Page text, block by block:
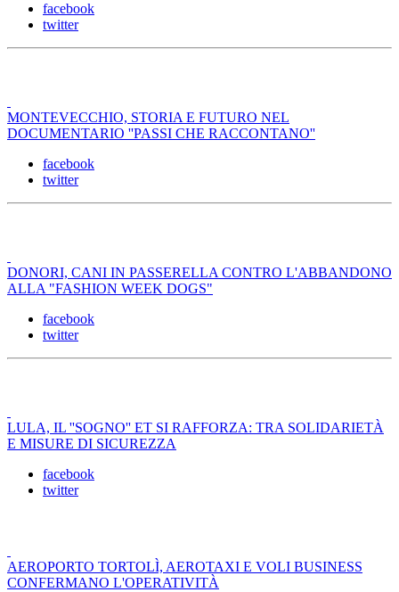
facebook
twitter
MONTEVECCHIO, STORIA E FUTURO NEL
DOCUMENTARIO ''PASSI CHE RACCONTANO''
facebook
twitter
DONORI, CANI IN PASSERELLA CONTRO L'ABBANDONO
ALLA "FASHION WEEK DOGS"
facebook
twitter
LULA, IL ''SOGNO'' ET SI RAFFORZA: TRA SOLIDARIETÀ
E MISURE DI SICUREZZA
facebook
twitter
AEROPORTO TORTOLÌ, AEROTAXI E VOLI BUSINESS
CONFERMANO L'OPERATIVITÀ